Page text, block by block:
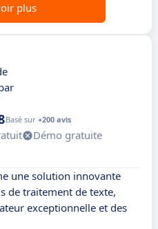
plus
Basé sur +200 avis
Démo gratuite
une solution innovante
de traitement de texte,
exceptionnelle et des